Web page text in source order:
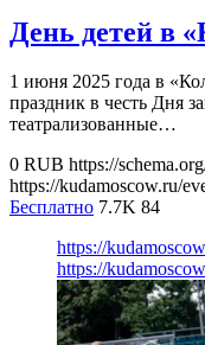
День детей в
1 июня 2025 года в
праздник в честь Дня
театрализованные…
0 RUB https://
https://kudamoscow.ru/
Бесплатно 7.7K 84
https://
https://